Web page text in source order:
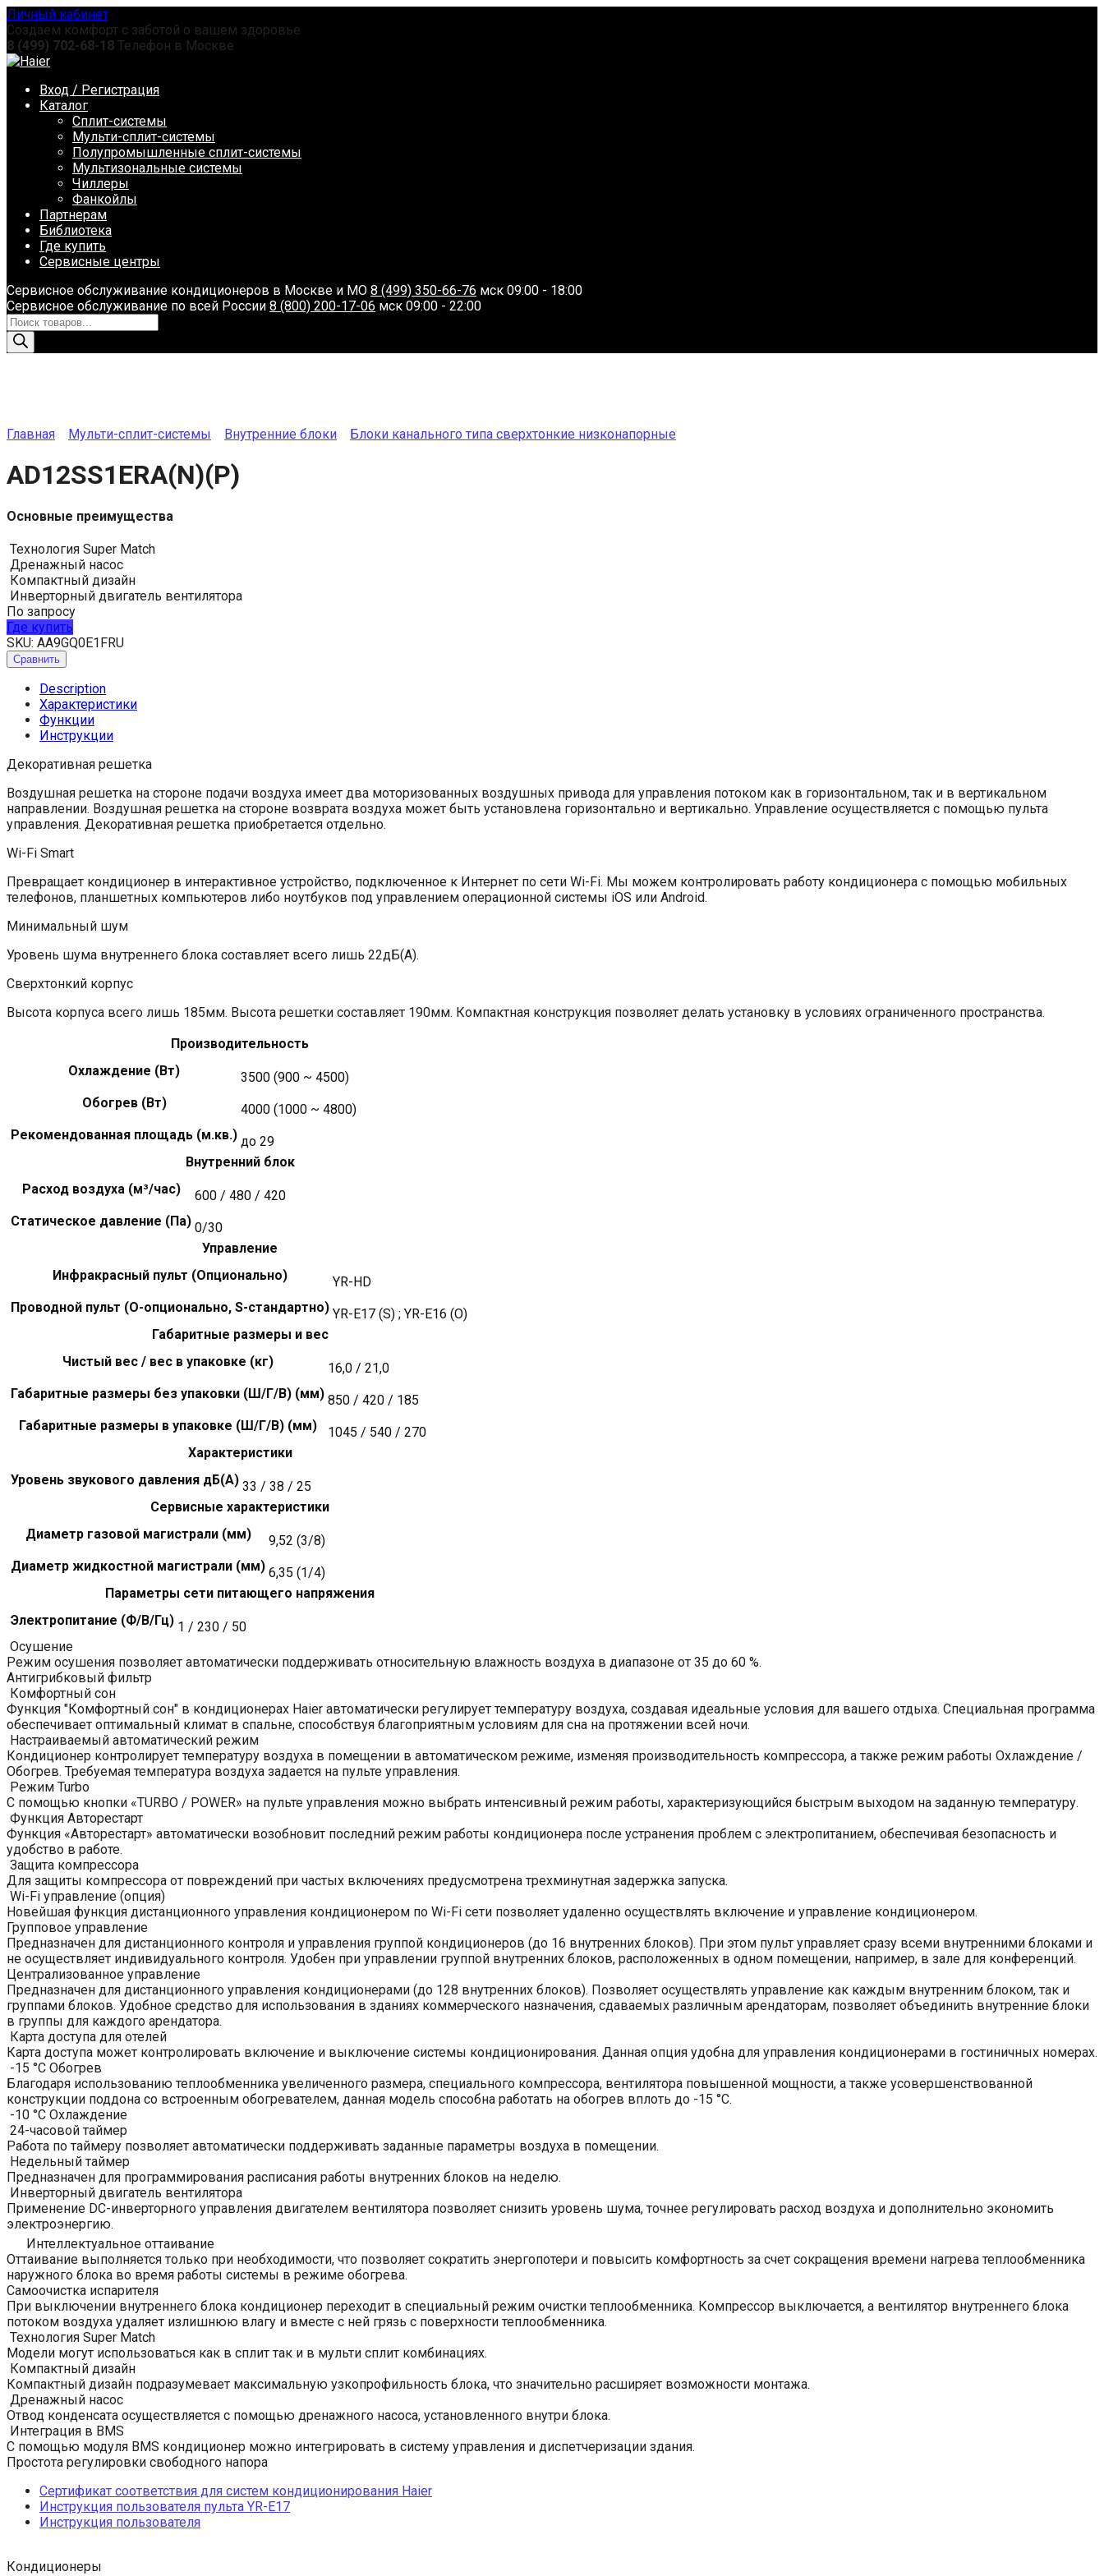
Перейти
к
содержанию
Личный кабинет
Создаем комфорт с заботой о вашем здоровье
8 (499) 702-68-18 Телефон в Москве
Вход / Регистрация
Каталог
Сплит-системы
Мульти-сплит-системы
Полупромышленные сплит-системы
Мультизональные системы
Чиллеры
Фанкойлы
Партнерам
Библиотека
Где купить
Сервисные центры
Сервисное обслуживание кондиционеров в Москве и МО 8 (499) 350-66-76 мск 09:00 - 18:00
Сервисное обслуживание по всей России 8 (800) 200-17-06 мск 09:00 - 22:00
Поиск
товаров
Главная Мульти-сплит-системы Внутренние блоки Блоки канального типа сверхтонкие низконапорные
AD12SS1ERA(N)(P)
Основные преимущества
Технология Super Match
Дренажный насос
Компактный дизайн
Инверторный двигатель вентилятора
По запросу
Где купить
SKU: AA9GQ0E1FRU
Сравнить
Description
Характеристики
Функции
Инструкции
Декоративная решетка
Воздушная решетка на стороне подачи воздуха имеет два моторизованных воздушных привода для управления потоком как в горизонтальном, так и в вертикальном
направлении. Воздушная решетка на стороне возврата воздуха может быть установлена горизонтально и вертикально. Управление осуществляется с помощью пульта
управления. Декоративная решетка приобретается отдельно.
Wi-Fi Smart
Превращает кондиционер в интерактивное устройство, подключенное к Интернет по сети Wi-Fi. Мы можем контролировать работу кондиционера с помощью мобильных
телефонов, планшетных компьютеров либо ноутбуков под управлением операционной системы iOS или Android.
Минимальный шум
Уровень шума внутреннего блока составляет всего лишь 22дБ(А).
Сверхтонкий корпус
Высота корпуса всего лишь 185мм. Высота решетки составляет 190мм. Компактная конструкция позволяет делать установку в условиях ограниченного пространства.
Производительность
Охлаждение (Вт)
3500 (900 ~ 4500)
Обогрев (Вт)
4000 (1000 ~ 4800)
Рекомендованная площадь (м.кв.) до 29
Внутренний блок
Расход воздуха (м³/час)
600 / 480 / 420
Статическое давление (Па) 0/30
Управление
Инфракрасный пульт (Опционально)
YR-HD
Проводной пульт (О-опционально, S-стандартно) YR-E17 (S) ; YR-E16 (O)
Габаритные размеры и вес
Чистый вес / вес в упаковке (кг)
16,0 / 21,0
Габаритные размеры без упаковки (Ш/Г/В) (мм) 850 / 420 / 185
Габаритные размеры в упаковке (Ш/Г/В) (мм)
1045 / 540 / 270
Характеристики
Уровень звукового давления дБ(А) 33 / 38 / 25
Сервисные характеристики
Диаметр газовой магистрали (мм)
9,52 (3/8)
Диаметр жидкостной магистрали (мм) 6,35 (1/4)
Параметры сети питающего напряжения
Электропитание (Ф/В/Гц) 1 / 230 / 50
Осушение
Режим осушения позволяет автоматически поддерживать относительную влажность воздуха в диапазоне от 35 до 60 %.
Антигрибковый фильтр
Комфортный сон
Функция "Комфортный сон" в кондиционерах Haier автоматически регулирует температуру воздуха, создавая идеальные условия для вашего отдыха. Специальная программа
обеспечивает оптимальный климат в спальне, способствуя благоприятным условиям для сна на протяжении всей ночи.
Настраиваемый автоматический режим
Кондиционер контролирует температуру воздуха в помещении в автоматическом режиме, изменяя производительность компрессора, а также режим работы Охлаждение /
Обогрев. Требуемая температура воздуха задается на пульте управления.
Режим Turbo
С помощью кнопки «TURBO / POWER» на пульте управления можно выбрать интенсивный режим работы, характеризующийся быстрым выходом на заданную температуру.
Функция Авторестарт
Функция «Авторестарт» автоматически возобновит последний режим работы кондиционера после устранения проблем с электропитанием, обеспечивая безопасность и
удобство в работе.
Защита компрессора
Для защиты компрессора от повреждений при частых включениях предусмотрена трехминутная задержка запуска.
Wi-Fi управление (опция)
Новейшая функция дистанционного управления кондиционером по Wi-Fi сети позволяет удаленно осуществлять включение и управление кондиционером.
Групповое управление
Предназначен для дистанционного контроля и управления группой кондиционеров (до 16 внутренних блоков). При этом пульт управляет сразу всеми внутренними блоками и
не осуществляет индивидуального контроля. Удобен при управлении группой внутренних блоков, расположенных в одном помещении, например, в зале для конференций.
Централизованное управление
Предназначен для дистанционного управления кондиционерами (до 128 внутренних блоков). Позволяет осуществлять управление как каждым внутренним блоком, так и
группами блоков. Удобное средство для использования в зданиях коммерческого назначения, сдаваемых различным арендаторам, позволяет объединить внутренние блоки
в группы для каждого арендатора.
Карта доступа для отелей
Карта доступа может контролировать включение и выключение системы кондиционирования. Данная опция удобна для управления кондиционерами в гостиничных номерах.
-15 °C Обогрев
Благодаря использованию теплообменника увеличенного размера, специального компрессора, вентилятора повышенной мощности, а также усовершенствованной
конструкции поддона со встроенным обогревателем, данная модель способна работать на обогрев вплоть до -15 °С.
-10 °C Охлаждение
24-часовой таймер
Работа по таймеру позволяет автоматически поддерживать заданные параметры воздуха в помещении.
Недельный таймер
Предназначен для программирования расписания работы внутренних блоков на неделю.
Инверторный двигатель вентилятора
Применение DC-инверторного управления двигателем вентилятора позволяет снизить уровень шума, точнее регулировать расход воздуха и дополнительно экономить
электроэнергию.
Интеллектуальное оттаивание
Оттаивание выполняется только при необходимости, что позволяет сократить энергопотери и повысить комфортность за счет сокращения времени нагрева теплообменника
наружного блока во время работы системы в режиме обогрева.
Самоочистка испарителя
При выключении внутреннего блока кондиционер переходит в специальный режим очистки теплообменника. Компрессор выключается, а вентилятор внутреннего блока
потоком воздуха удаляет излишнюю влагу и вместе с ней грязь с поверхности теплообменника.
Технология Super Match
Модели могут использоваться как в сплит так и в мульти сплит комбинациях.
Компактный дизайн
Компактный дизайн подразумевает максимальную узкопрофильность блока, что значительно расширяет возможности монтажа.
Дренажный насос
Отвод конденсата осуществляется с помощью дренажного насоса, установленного внутри блока.
Интеграция в BMS
С помощью модуля BMS кондиционер можно интегрировать в систему управления и диспетчеризации здания.
Простота регулировки свободного напора
Сертификат соответствия для систем кондиционирования Haier
Инструкция пользователя пульта YR-E17
Инструкция пользователя
Кондиционеры